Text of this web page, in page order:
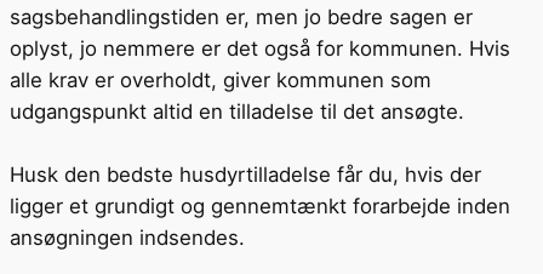
sagsbehandlingstiden er, men jo bedre sagen er
oplyst, jo nemmere er det også for kommunen. Hvis
alle krav er overholdt, giver kommunen som
udgangspunkt altid en tilladelse til det ansøgte.
Husk den bedste husdyrtilladelse får du, hvis der
ligger et grundigt og gennemtænkt forarbejde inden
ansøgningen indsendes.